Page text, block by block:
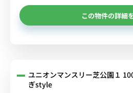
この物件の詳細
ユニオンマンスリー芝公園１
ぎstyle